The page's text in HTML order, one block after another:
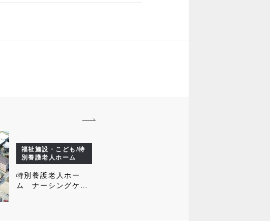
福祉施設・こども/特
別養護老人ホーム
特別養護老人ホー
ム ナーシングケア